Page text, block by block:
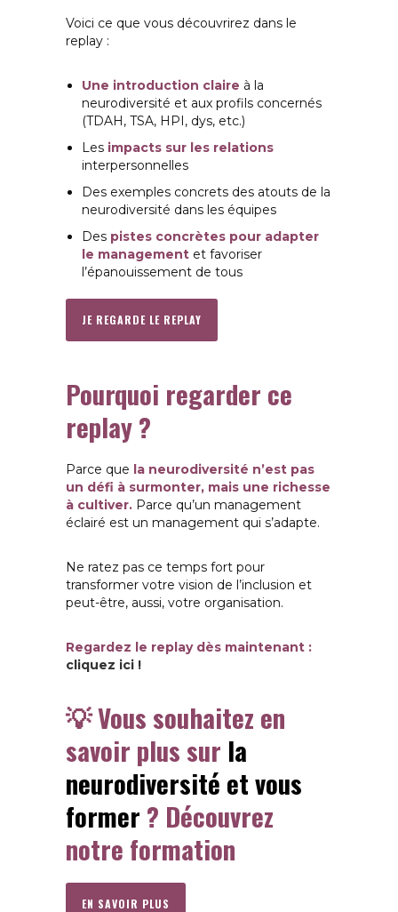
Voici ce que vous découvrirez dans le
replay :
Une introduction claire à la
neurodiversité et aux profils concernés
(TDAH, TSA, HPI, dys, etc.)
Les impacts sur les relations
interpersonnelles
Des exemples concrets des atouts de la
neurodiversité dans les équipes
Des pistes concrètes pour adapter
le management et favoriser
l’épanouissement de tous
JE REGARDE LE REPLAY
Pourquoi regarder ce
replay ?
Parce que la neurodiversité n’est pas
un défi à surmonter, mais une richesse
à cultiver. Parce qu’un management
éclairé est un management qui s’adapte.
Ne ratez pas ce temps fort pour
transformer votre vision de l’inclusion et
peut-être, aussi, votre organisation.
Regardez le replay dès maintenant :
cliquez ici !
💡 Vous souhaitez en
savoir plus sur la
neurodiversité et vous
former ? Découvrez
notre formation
EN SAVOIR PLUS